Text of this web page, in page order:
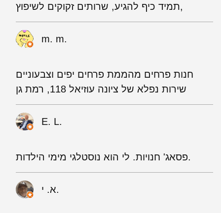
,תמיד כיף להגיע, שרותים זקוקים לשיפוץ
m. m.
חנות פרחים מהממת פרחים יפים וצבעוניים
שירות נפלא של ציונה עוזיאל 118, רמת גן
E. L.
פסאג' חנויות. לי הוא נוסטלגי מימי הילדות.
א. י.